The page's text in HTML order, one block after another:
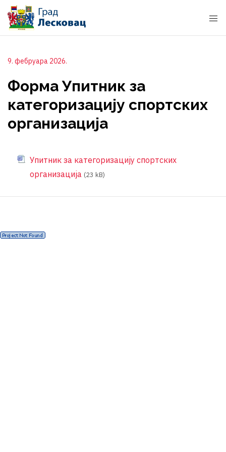
9. фебруара 2026.
Форма Упитник за
категоризацију спортских
организација
Упитник за категоризацију спортских
организација (23 kB)